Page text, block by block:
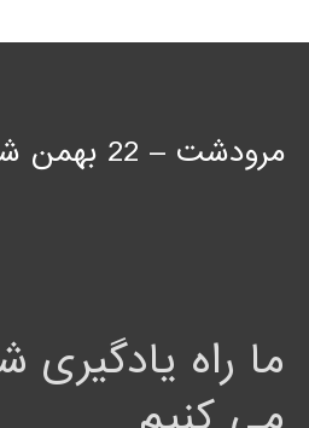
مرودشت – 22 بهمن شمالی
ما راه یادگیری